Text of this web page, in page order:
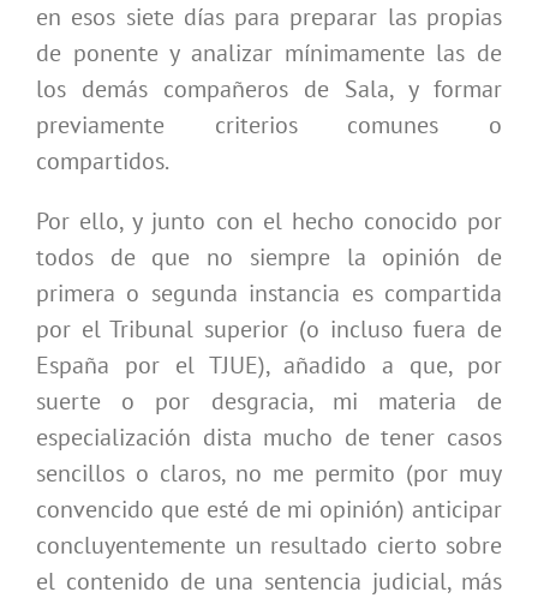
en esos siete días para preparar las propias
de ponente y analizar mínimamente las de
los demás compañeros de Sala, y formar
previamente criterios comunes o
compartidos.
Por ello, y junto con el hecho conocido por
todos de que no siempre la opinión de
primera o segunda instancia es compartida
por el Tribunal superior (o incluso fuera de
España por el TJUE), añadido a que, por
suerte o por desgracia, mi materia de
especialización dista mucho de tener casos
sencillos o claros, no me permito (por muy
convencido que esté de mi opinión) anticipar
concluyentemente un resultado cierto sobre
el contenido de una sentencia judicial, más